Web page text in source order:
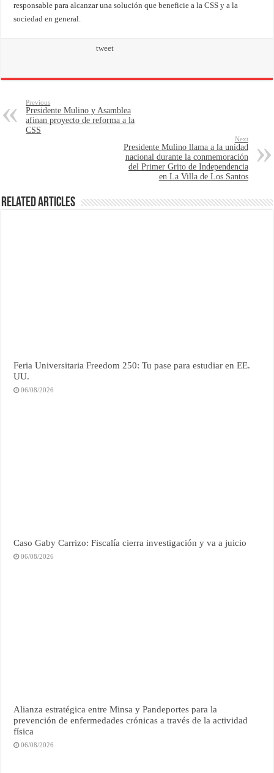
responsable para alcanzar una solución que beneficie a la CSS y a la
sociedad en general.
tweet
Previous
Presidente Mulino y Asamblea
afinan proyecto de reforma a la
CSS
Next
Presidente Mulino llama a la unidad
nacional durante la conmemoración
del Primer Grito de Independencia
en La Villa de Los Santos
Related Articles
Feria Universitaria Freedom 250: Tu pase para estudiar en EE.
UU.
06/08/2026
Caso Gaby Carrizo: Fiscalía cierra investigación y va a juicio
06/08/2026
Alianza estratégica entre Minsa y Pandeportes para la
prevención de enfermedades crónicas a través de la actividad
física
06/08/2026